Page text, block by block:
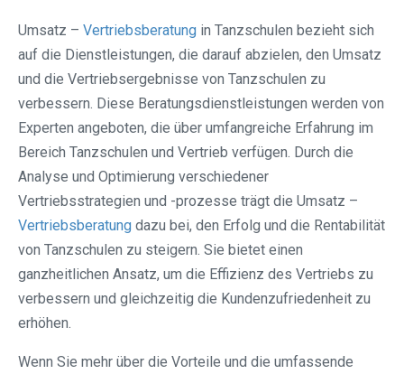
Umsatz – Vertriebsberatung in Tanzschulen bezieht sich
auf die Dienstleistungen, die darauf abzielen, den Umsatz
und die Vertriebsergebnisse von Tanzschulen zu
verbessern. Diese Beratungsdienstleistungen werden von
Experten angeboten, die über umfangreiche Erfahrung im
Bereich Tanzschulen und Vertrieb verfügen. Durch die
Analyse und Optimierung verschiedener
Vertriebsstrategien und -prozesse trägt die Umsatz –
Vertriebsberatung dazu bei, den Erfolg und die Rentabilität
von Tanzschulen zu steigern. Sie bietet einen
ganzheitlichen Ansatz, um die Effizienz des Vertriebs zu
verbessern und gleichzeitig die Kundenzufriedenheit zu
erhöhen.
Wenn Sie mehr über die Vorteile und die umfassende